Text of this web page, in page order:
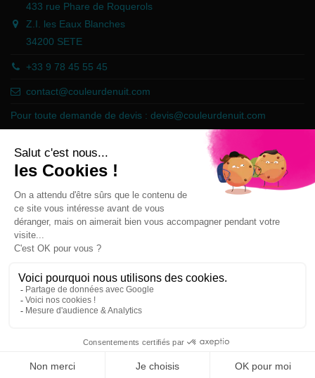
433 rue Phare de Roquerols
Z.I. les Eaux Blanches
34200 SETE
+33 9 78 45 55 45
contact@couleurdenuit.com
Pour toute demande de devis : devis@couleurdenuit.com
Marchand approuvé par la Société des Avis Garantis,cliquez ici pour
vérifier .
Follow us
Newsletter
Vous pouvez vous désinscrire à tout moment sur